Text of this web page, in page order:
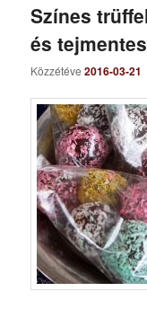
Színes
és
Közzétéve2016-03-21